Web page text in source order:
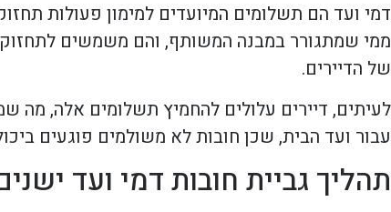
דמי ועד הם תשלומים המיועדים למימון פעולות
ממי שמתגורר במבנה המשותף, והם משמשים לתחזוקת
של הדיירים.
לעיתים, דיירים עלולים להחמיץ תשלומים אלה, מה
עבור ועד הבית, שכן חובות לא משולמים פוגעים
תהליך גביית חובות דמי ועד